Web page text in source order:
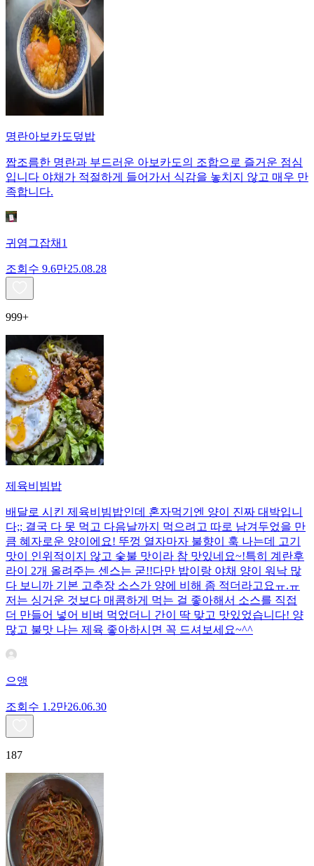
명란아보카도덮밥
짭조름한 명란과 부드러운 아보카도의 조합으로 즐거운 점심
입니다 야채가 적절하게 들어가서 식감을 놓치지 않고 매우 만
족합니다.
귀염그잡채1
조회수 9.6만25.08.28
999+
제육비빔밥
배달로 시킨 제육비빔밥인데 혼자먹기엔 양이 진짜 대박입니
다;; 결국 다 못 먹고 다음날까지 먹으려고 따로 남겨두었을 만
큼 혜자로운 양이에요! 뚜껑 열자마자 불향이 훅 나는데 고기
맛이 인위적이지 않고 숯불 맛이라 참 맛있네요~!특히 계란후
라이 2개 올려주는 센스는 굳!! ​다만 밥이랑 야채 양이 워낙 많
다 보니까 기본 고추장 소스가 양에 비해 좀 적더라고요ㅠ.ㅠ
저는 싱거운 것보다 매콤하게 먹는 걸 좋아해서 소스를 직접
더 만들어 넣어 비벼 먹었더니 간이 딱 맞고 맛있었습니다! 양
많고 불맛 나는 제육 좋아하시면 꼭 드셔보세요~^^
으앵
조회수 1.2만26.06.30
187